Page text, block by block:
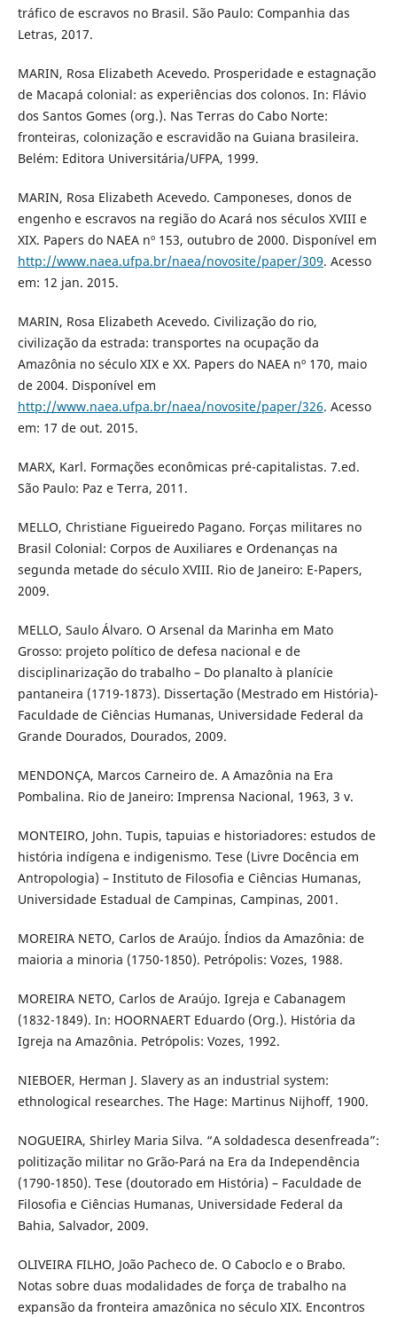
tráfico de escravos no Brasil. São Paulo: Companhia das
Letras, 2017.
MARIN, Rosa Elizabeth Acevedo. Prosperidade e estagnação
de Macapá colonial: as experiências dos colonos. In: Flávio
dos Santos Gomes (org.). Nas Terras do Cabo Norte:
fronteiras, colonização e escravidão na Guiana brasileira.
Belém: Editora Universitária/UFPA, 1999.
MARIN, Rosa Elizabeth Acevedo. Camponeses, donos de
engenho e escravos na região do Acará nos séculos XVIII e
XIX. Papers do NAEA nº 153, outubro de 2000. Disponível em
http://www.naea.ufpa.br/naea/novosite/paper/309. Acesso
em: 12 jan. 2015.
MARIN, Rosa Elizabeth Acevedo. Civilização do rio,
civilização da estrada: transportes na ocupação da
Amazônia no século XIX e XX. Papers do NAEA nº 170, maio
de 2004. Disponível em
http://www.naea.ufpa.br/naea/novosite/paper/326. Acesso
em: 17 de out. 2015.
MARX, Karl. Formações econômicas pré-capitalistas. 7.ed.
São Paulo: Paz e Terra, 2011.
MELLO, Christiane Figueiredo Pagano. Forças militares no
Brasil Colonial: Corpos de Auxiliares e Ordenanças na
segunda metade do século XVIII. Rio de Janeiro: E-Papers,
2009.
MELLO, Saulo Álvaro. O Arsenal da Marinha em Mato
Grosso: projeto político de defesa nacional e de
disciplinarização do trabalho – Do planalto à planície
pantaneira (1719-1873). Dissertação (Mestrado em História)-
Faculdade de Ciências Humanas, Universidade Federal da
Grande Dourados, Dourados, 2009.
MENDONÇA, Marcos Carneiro de. A Amazônia na Era
Pombalina. Rio de Janeiro: Imprensa Nacional, 1963, 3 v.
MONTEIRO, John. Tupis, tapuias e historiadores: estudos de
história indígena e indigenismo. Tese (Livre Docência em
Antropologia) – Instituto de Filosofia e Ciências Humanas,
Universidade Estadual de Campinas, Campinas, 2001.
MOREIRA NETO, Carlos de Araújo. Índios da Amazônia: de
maioria a minoria (1750-1850). Petrópolis: Vozes, 1988.
MOREIRA NETO, Carlos de Araújo. Igreja e Cabanagem
(1832-1849). In: HOORNAERT Eduardo (Org.). História da
Igreja na Amazônia. Petrópolis: Vozes, 1992.
NIEBOER, Herman J. Slavery as an industrial system:
ethnological researches. The Hage: Martinus Nijhoff, 1900.
NOGUEIRA, Shirley Maria Silva. “A soldadesca desenfreada”:
politização militar no Grão-Pará na Era da Independência
(1790-1850). Tese (doutorado em História) – Faculdade de
Filosofia e Ciências Humanas, Universidade Federal da
Bahia, Salvador, 2009.
OLIVEIRA FILHO, João Pacheco de. O Caboclo e o Brabo.
Notas sobre duas modalidades de força de trabalho na
expansão da fronteira amazônica no século XIX. Encontros